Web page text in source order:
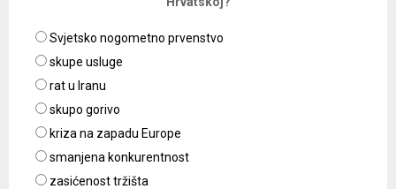
Svjetsko nogometno prvenstvo
skupe usluge
rat u Iranu
skupo gorivo
kriza na zapadu Europe
smanjena konkurentnost
zasićenost tržišta